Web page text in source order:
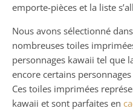
emporte-pièces et la liste
Nous avons sélectionné
nombreuses toiles
personnages kawaii tel que
encore certains
Ces toiles imprimées
kawaii et sont parfaites en